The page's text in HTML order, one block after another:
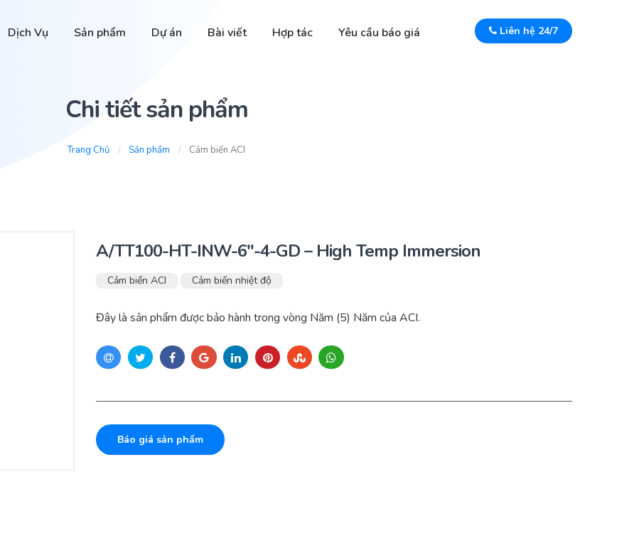
Dịch Vụ Sản phẩm Dự án Bài viết Hợp tác Yêu cầu báo giá Liên hệ 24/7
Chi tiết sản phẩm
Trang Chủ Sản phẩm Cảm biến ACI
A/TT100-HT-INW-6″-4-GD – High Temp Immersion
Cảm biến ACI Cảm biến nhiệt độ
Đây là sản phẩm được bảo hành trong vòng Năm (5) Năm của ACI.
Báo giá sản phẩm